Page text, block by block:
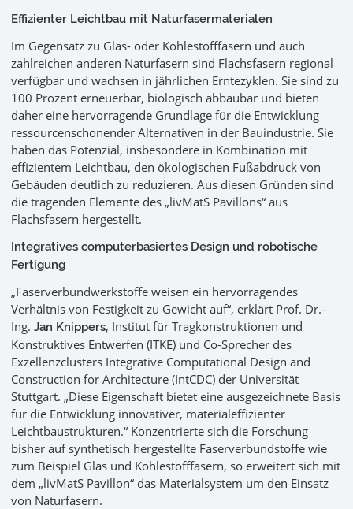
Effizienter Leichtbau mit Naturfasermaterialen
Im Gegensatz zu Glas- oder Kohlestofffasern und auch
zahlreichen anderen Naturfasern sind Flachsfasern regional
verfügbar und wachsen in jährlichen Erntezyklen. Sie sind zu
100 Prozent erneuerbar, biologisch abbaubar und bieten
daher eine hervorragende Grundlage für die Entwicklung
ressourcenschonender Alternativen in der Bauindustrie. Sie
haben das Potenzial, insbesondere in Kombination mit
effizientem Leichtbau, den ökologischen Fußabdruck von
Gebäuden deutlich zu reduzieren. Aus diesen Gründen sind
die tragenden Elemente des „livMatS Pavillons“ aus
Flachsfasern hergestellt.
Integratives computerbasiertes Design und robotische
Fertigung
„Faserverbundwerkstoffe weisen ein hervorragendes
Verhältnis von Festigkeit zu Gewicht auf“, erklärt Prof. Dr.-
Ing. Jan Knippers, Institut für Tragkonstruktionen und
Konstruktives Entwerfen (ITKE) und Co-Sprecher des
Exzellenzclusters Integrative Computational Design and
Construction for Architecture (IntCDC) der Universität
Stuttgart. „Diese Eigenschaft bietet eine ausgezeichnete Basis
für die Entwicklung innovativer, materialeffizienter
Leichtbaustrukturen.“ Konzentrierte sich die Forschung
bisher auf synthetisch hergestellte Faserverbundstoffe wie
zum Beispiel Glas und Kohlestofffasern, so erweitert sich mit
dem „livMatS Pavillon“ das Materialsystem um den Einsatz
von Naturfasern.